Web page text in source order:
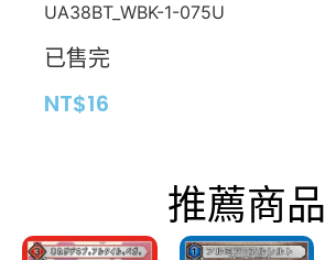
UA38BT_WBK-1-075U
已售完
NT$16
推薦商品